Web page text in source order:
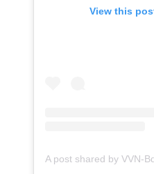
View this